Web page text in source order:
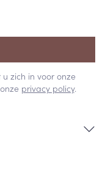
u zich in voor onze
privacy policy.